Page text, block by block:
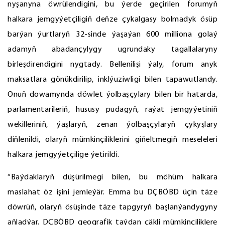
nyşanyna öwrülendigini, bu ýerde geçirilen forumyň
halkara jemgyýetçiligiň deňze çykalgasy bolmadyk ösüp
barýan ýurtlaryň 32-sinde ýaşaýan 600 milliona golaý
adamyň abadançylygy ugrundaky tagallalaryny
birleşdirendigini nygtady. Bellenilişi ýaly, forum anyk
maksatlara gönükdirilip, inklýuziwligi bilen tapawutlandy.
Onuň dowamynda döwlet ýolbaşçylary bilen bir hatarda,
parlamentarileriň, hususy pudagyň, raýat jemgyýetiniň
wekilleriniň, ýaşlaryň, zenan ýolbaşçylaryň çykyşlary
diňlenildi, olaryň mümkinçiliklerini giňeltmegiň meseleleri
halkara jemgyýetçilige ýetirildi.
“Baýdaklaryň düşürilmegi bilen, bu möhüm halkara
maslahat öz işini jemleýär. Emma bu DÇBÖBD üçin täze
döwrüň, olaryň ösüşinde täze tapgyryň başlanýandygyny
aňladýar. DÇBÖBD geografik taýdan çäkli mümkinçiliklere